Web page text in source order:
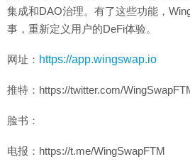
集成和DAO治理。有了这些功能，
事，重新定义用户的DeFi体验。
网址： https://app.wingswap.io
推特：https://twitter.com/
脸书：
电报：https://t.me/WingSwapFTM